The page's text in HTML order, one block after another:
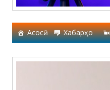
Асосӣ Хабарҳо